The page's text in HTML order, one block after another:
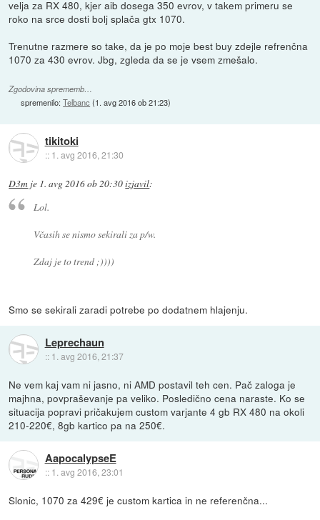
velja za RX 480, kjer aib dosega 350 evrov, v takem primeru se
roko na srce dosti bolj splača gtx 1070.
Trenutne razmere so take, da je po moje best buy zdejle refrenčna
1070 za 430 evrov. Jbg, zgleda da se je vsem zmešalo.
Zgodovina sprememb…
spremenilo:Telbanc (1. avg 2016 ob 21:23)
tikitoki
:: 1. avg 2016, 21:30
D3m je 1. avg 2016 ob 20:30izjavil:
Lol.
Včasih se nismo sekirali za p/w.
Zdaj je to trend ;))))
Smo se sekirali zaradi potrebe po dodatnem hlajenju.
Leprechaun
:: 1. avg 2016, 21:37
Ne vem kaj vam ni jasno, ni AMD postavil teh cen. Pač zaloga je
majhna, povpraševanje pa veliko. Posledično cena naraste. Ko se
situacija popravi pričakujem custom varjante 4 gb RX 480 na okoli
210-220€, 8gb kartico pa na 250€.
AapocalypseE
:: 1. avg 2016, 23:01
Slonic, 1070 za 429€ je custom kartica in ne referenčna...